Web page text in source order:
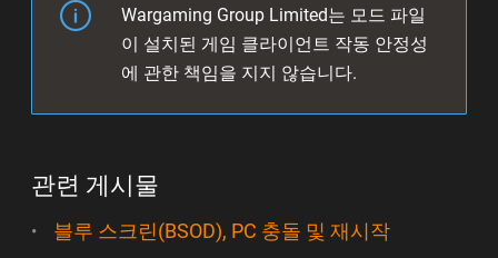
Wargaming Group Limited는 모드 파일
이 설치된 게임 클라이언트 작동 안정성
에 관한 책임을 지지 않습니다.
관련 게시물
블루 스크린(BSOD), PC 충돌 및 재시작